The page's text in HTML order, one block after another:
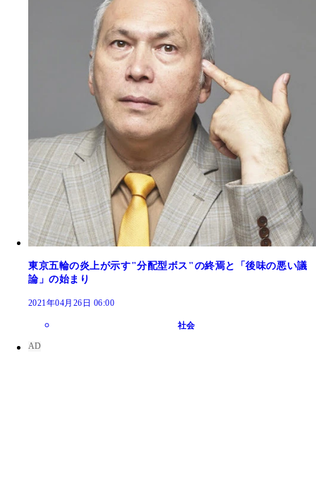
東京五輪の炎上が示す"分配型ボス"の終焉と「後味の悪い議
論」の始まり
2021年04月26日 06:00
社会